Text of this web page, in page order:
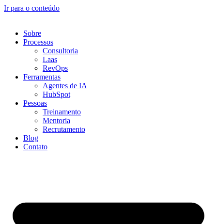
Ir para o conteúdo
Sobre
Processos
Consultoria
Laas
RevOps
Ferramentas
Agentes de IA
HubSpot
Pessoas
Treinamento
Mentoria
Recrutamento
Blog
Contato